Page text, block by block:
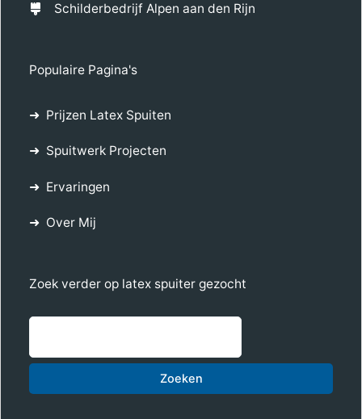
Schilderbedrijf Alpen aan den Rijn
Populaire Pagina's
Prijzen Latex Spuiten
Spuitwerk Projecten
Ervaringen
Over Mij
Zoek verder op latex spuiter gezocht
Zoeken